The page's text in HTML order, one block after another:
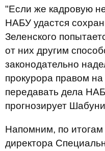
"Если же кадровую
НАБУ удастся
Зеленского
от них другим
законодательно
прокурора правом
передавать дела
прогнозирует
Напомним, по итогам
директора